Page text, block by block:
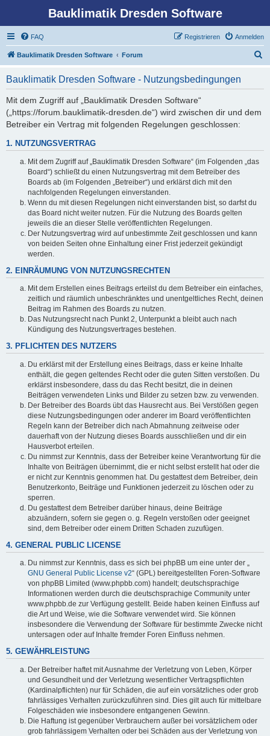
Bauklimatik Dresden Software
FAQ Anmelden
Registrieren
Bauklimatik Dresden Software Forum
Bauklimatik Dresden Software - Nutzungsbedingungen
Mit dem Zugriff auf „Bauklimatik Dresden Software“
(„https://forum.bauklimatik-dresden.de“) wird zwischen dir und dem
Betreiber ein Vertrag mit folgenden Regelungen geschlossen:
1. NUTZUNGSVERTRAG
Mit dem Zugriff auf „Bauklimatik Dresden Software“ (im Folgenden „das
Board“) schließt du einen Nutzungsvertrag mit dem Betreiber des
Boards ab (im Folgenden „Betreiber“) und erklärst dich mit den
nachfolgenden Regelungen einverstanden.
Wenn du mit diesen Regelungen nicht einverstanden bist, so darfst du
das Board nicht weiter nutzen. Für die Nutzung des Boards gelten
jeweils die an dieser Stelle veröffentlichten Regelungen.
Der Nutzungsvertrag wird auf unbestimmte Zeit geschlossen und kann
von beiden Seiten ohne Einhaltung einer Frist jederzeit gekündigt
werden.
2. EINRÄUMUNG VON NUTZUNGSRECHTEN
Mit dem Erstellen eines Beitrags erteilst du dem Betreiber ein einfaches,
zeitlich und räumlich unbeschränktes und unentgeltliches Recht, deinen
Beitrag im Rahmen des Boards zu nutzen.
Das Nutzungsrecht nach Punkt 2, Unterpunkt a bleibt auch nach
Kündigung des Nutzungsvertrages bestehen.
3. PFLICHTEN DES NUTZERS
Du erklärst mit der Erstellung eines Beitrags, dass er keine Inhalte
enthält, die gegen geltendes Recht oder die guten Sitten verstoßen. Du
erklärst insbesondere, dass du das Recht besitzt, die in deinen
Beiträgen verwendeten Links und Bilder zu setzen bzw. zu verwenden.
Der Betreiber des Boards übt das Hausrecht aus. Bei Verstößen gegen
diese Nutzungsbedingungen oder anderer im Board veröffentlichten
Regeln kann der Betreiber dich nach Abmahnung zeitweise oder
dauerhaft von der Nutzung dieses Boards ausschließen und dir ein
Hausverbot erteilen.
Du nimmst zur Kenntnis, dass der Betreiber keine Verantwortung für die
Inhalte von Beiträgen übernimmt, die er nicht selbst erstellt hat oder die
er nicht zur Kenntnis genommen hat. Du gestattest dem Betreiber, dein
Benutzerkonto, Beiträge und Funktionen jederzeit zu löschen oder zu
sperren.
Du gestattest dem Betreiber darüber hinaus, deine Beiträge
abzuändern, sofern sie gegen o. g. Regeln verstoßen oder geeignet
sind, dem Betreiber oder einem Dritten Schaden zuzufügen.
4. GENERAL PUBLIC LICENSE
Du nimmst zur Kenntnis, dass es sich bei phpBB um eine unter der „
GNU General Public License v2“ (GPL) bereitgestellten Foren-Software
von phpBB Limited (www.phpbb.com) handelt; deutschsprachige
Informationen werden durch die deutschsprachige Community unter
www.phpbb.de zur Verfügung gestellt. Beide haben keinen Einfluss auf
die Art und Weise, wie die Software verwendet wird. Sie können
insbesondere die Verwendung der Software für bestimmte Zwecke nicht
untersagen oder auf Inhalte fremder Foren Einfluss nehmen.
5. GEWÄHRLEISTUNG
Der Betreiber haftet mit Ausnahme der Verletzung von Leben, Körper
und Gesundheit und der Verletzung wesentlicher Vertragspflichten
(Kardinalpflichten) nur für Schäden, die auf ein vorsätzliches oder grob
fahrlässiges Verhalten zurückzuführen sind. Dies gilt auch für mittelbare
Folgeschäden wie insbesondere entgangenen Gewinn.
Die Haftung ist gegenüber Verbrauchern außer bei vorsätzlichem oder
grob fahrlässigem Verhalten oder bei Schäden aus der Verletzung von